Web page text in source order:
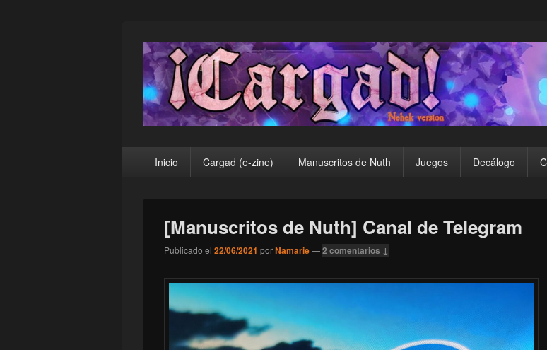
¡Cargad!
principalInicio Cargad (e-zine) Manuscritos de Nuth Juegos Decálogo
[Manuscritos de Nuth] Canal de Telegram
Publicado el 22/06/2021 porNamarie—2 comentarios ↓